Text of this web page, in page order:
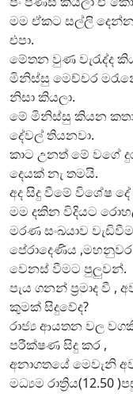
මම ඒකට සල්ලි දෙන්න
එපා.
මේතන වුණ වැරැද්ද
මිනිස්සු මෙච්චර
නිසා කියලා.
මේ මිනිස්සු කියන
දේවල් තියනවා.
කාට උනත් මේ වගේ
දෙයක් නැ තමයි.
අද සිදු වීමේ විශේෂ
මම දකින විදියට
මරණ සංඛයාව
පේරාදෙණිය
වෙනස් වීමට පුලුවන්.
පැය ගනන් ප්‍රමාද වී ,
කුමක් සිදුවේද?
රාජ්‍ය ආයතන වල
පරීක්ෂණ සිදු කර ,
අනාගතයේ මෙවැනි
මධ්‍යම